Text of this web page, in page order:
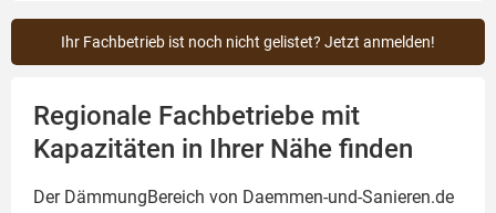
Ihr Fachbetrieb ist noch nicht gelistet? Jetzt anmelden!
Regionale Fachbetriebe mit
Kapazitäten in Ihrer Nähe finden
Der DämmungBereich von Daemmen-und-Sanieren.de